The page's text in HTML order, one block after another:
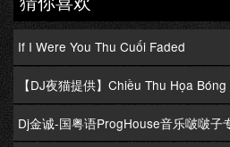
If I Were You Thu Cuối Faded
【DJ夜猫提供】Chiều Thu Họa